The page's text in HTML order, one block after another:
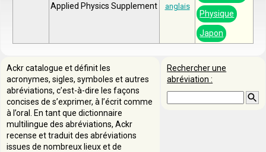
Applied Physics Supplement
anglais
Physique
Japon
Rechercher une
abréviation :
Ackr catalogue et définit les
acronymes, sigles, symboles et autres
abréviations, c’est-à-dire les façons
concises de s’exprimer, à l’écrit comme
à l’oral. En tant que dictionnaire
multilingue des abréviations, Ackr
recense et traduit des abréviations
issues de nombreux lieux et de